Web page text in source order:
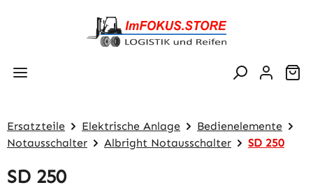
Zum Hauptinhalt springen
Ersatzteile Elektrische Anlage
Bedienelemente
Notausschalter
Albright Notausschalter SD 250
SD 250